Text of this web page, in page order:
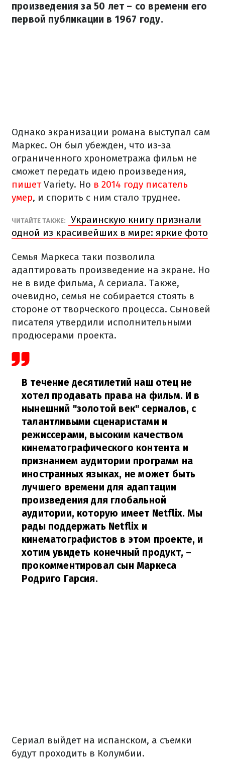
произведения за 50 лет – со времени его
первой публикации в 1967 году.
Однако экранизации романа выступал сам
Маркес. Он был убежден, что из-за
ограниченного хронометража фильм не
сможет передать идею произведения,
пишетVariety. Но в 2014 году писатель
умер, и спорить с ним стало труднее.
ЧИТАЙТЕ ТАКЖЕ:
Украинскую книгу признали
одной из красивейших в мире: яркие фото
Семья Маркеса таки позволила
адаптировать произведение на экране. Но
не в виде фильма, А сериала. Также,
очевидно, семья не собирается стоять в
стороне от творческого процесса. Сыновей
писателя утвердили исполнительными
продюсерами проекта.
В течение десятилетий наш отец не
хотел продавать права на фильм. И в
нынешний "золотой век" сериалов, с
талантливыми сценаристами и
режиссерами, высоким качеством
кинематографического контента и
признанием аудитории программ на
иностранных языках, не может быть
лучшего времени для адаптации
произведения для глобальной
аудитории, которую имеет Netflix. Мы
рады поддержать Netflix и
кинематографистов в этом проекте, и
хотим увидеть конечный продукт, –
прокомментировал сын Маркеса
Родриго Гарсия.
Сериал выйдет на испанском, а съемки
будут проходить в Колумбии.